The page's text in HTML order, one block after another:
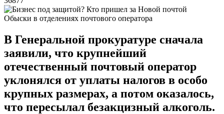
Обыски в отделениях почтового оператора
В Генеральной прокуратуре сначала
заявили, что крупнейший
отечественный почтовый оператор
уклонялся от уплаты налогов в особо
крупных размерах, а потом оказалось,
что пересылал безакцизный алкоголь.